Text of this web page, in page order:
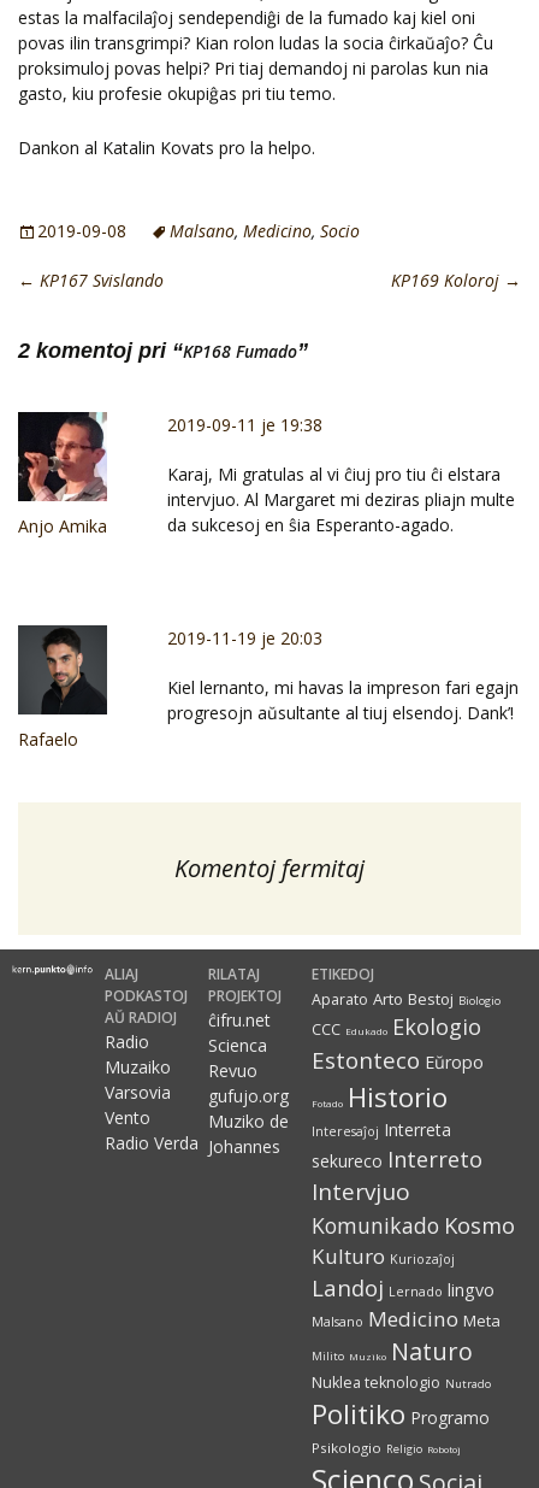
estas la malfacilaĵoj sendependiĝi de la fumado kaj kiel oni
povas ilin transgrimpi? Kian rolon ludas la socia ĉirkaŭaĵo? Ĉu
proksimuloj povas helpi? Pri tiaj demandoj ni parolas kun nia
gasto, kiu profesie okupiĝas pri tiu temo.
Dankon al Katalin Kovats pro la helpo.
2019-09-08 Malsano, Medicino, Socio
← KP167 Svislando KP169 Koloroj →
2 komentoj pri “KP168 Fumado”
Anjo Amika
2019-09-11 je 19:38
Karaj, Mi gratulas al vi ĉiuj pro tiu ĉi elstara
intervjuo. Al Margaret mi deziras pliajn multe
da sukcesoj en ŝia Esperanto-agado.
Rafaelo
2019-11-19 je 20:03
Kiel lernanto, mi havas la impreson fari egajn
progresojn aŭsultante al tiuj elsendoj. Dank’!
Komentoj fermitaj
ALIAJ
PODKASTOJ
AŬ RADIOJ
Radio
Muzaiko
Varsovia
Vento
Radio Verda
RILATAJ
PROJEKTOJ
ĉifru.net
Scienca
Revuo
gufujo.org
Muziko de
Johannes
ETIKEDOJ
Aparato Arto Bestoj Biologio
CCC Edukado Ekologio
Estonteco Eŭropo
Fotado Historio
Interesaĵoj Interreta
sekureco Interreto
Intervjuo
Komunikado Kosmo
Kulturo Kuriozaĵoj
Landoj Lernado lingvo
Malsano Medicino Meta
Milito Muziko Naturo
Nuklea teknologio Nutrado
Politiko Programo
Psikologio Religio Robotoj